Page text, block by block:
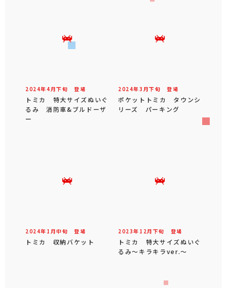
2024年4 月下旬 登場
トミカ 特大サイズぬいぐ
るみ 消防車&ブルドーザ
ー
2024年3 月下旬 登場
ポケットトミカ タウンシ
リーズ パーキング
2024年 1 月中旬 登場
トミカ 収納バケット
2023年 12 月 下旬 登場
トミカ 特大サイズぬいぐ
るみ～キラキラver.～